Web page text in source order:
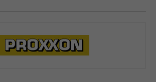
Proxxon